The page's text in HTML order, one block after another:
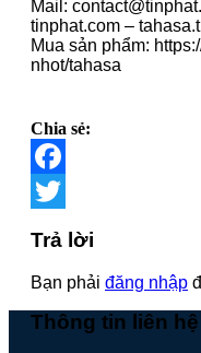
Mail:
tinphat.com –
Mua sản phẩm:
nhot/tahasa
Chia sẻ:
Facebook
Trả lời
Bạn phải đăng nhập
Thông tin liên hệ